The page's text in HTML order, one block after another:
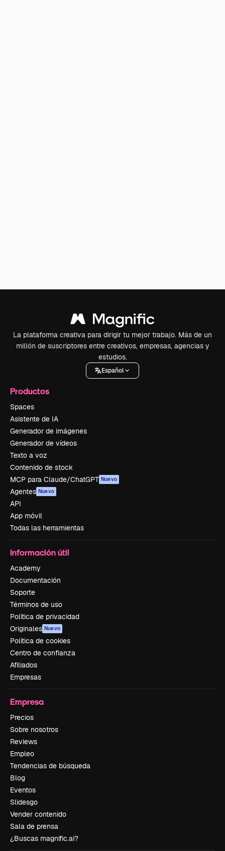
La plataforma creativa para dirigir tu mejor trabajo. Más de un
millón de suscriptores entre creativos, empresas, agencias y
estudios.
Español
Productos
Spaces
Asistente de IA
Generador de imágenes
Generador de vídeos
Texto a voz
Contenido de stock
MCP para Claude/ChatGPT Nuevo
Agentes Nuevo
API
App móvil
Todas las herramientas
Información útil
Academy
Documentación
Soporte
Términos de uso
Política de privacidad
Originales Nuevo
Política de cookies
Centro de confianza
Afiliados
Empresas
Empresa
Precios
Sobre nosotros
Reviews
Empleo
Tendencias de búsqueda
Blog
Eventos
Slidesgo
Vender contenido
Sala de prensa
¿Buscas magnific.ai?